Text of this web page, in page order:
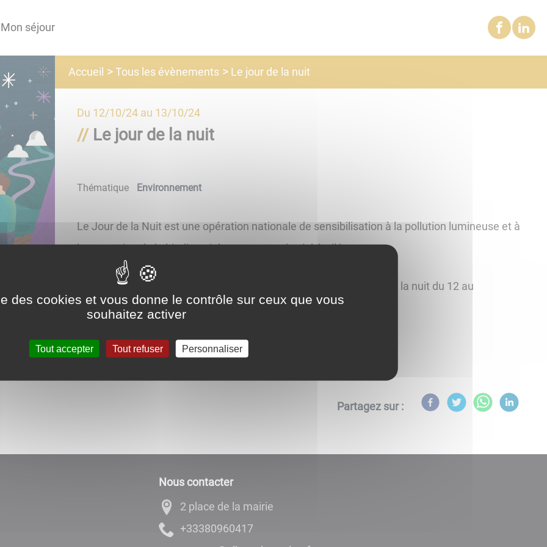
Mon séjour
Accueil Tous les évènements Le jour de la nuit
Du 12/10/24 au 13/10/24
Le jour de la nuit
Thématique Environnement
Le Jour de la Nuit est une opération nationale de sensibilisation à la pollution lumineuse et à
la protection de la biodiversité nocturne et du ciel étoilé
Dans le cadre de cette opération le village ne sera pas éclairé dans la nuit du 12 au
13 octobre.
Partagez sur :
Nous contacter
2 place de la mairie
71406908333+
des cookies et vous donne le contrôle sur ceux que vous
souhaitez activer
Tout accepter Tout refuser Personnaliser